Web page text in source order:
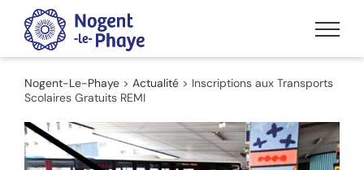
Passer
contenu
Nogent-Le-Phaye > Actualité > Inscriptions aux Transports
Scolaires Gratuits REMI
Voir
l'image
agrandie